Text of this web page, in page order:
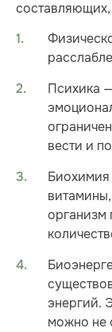
составляющих,
Психика
вести и
Биохимия
организм
энергий.
можно не